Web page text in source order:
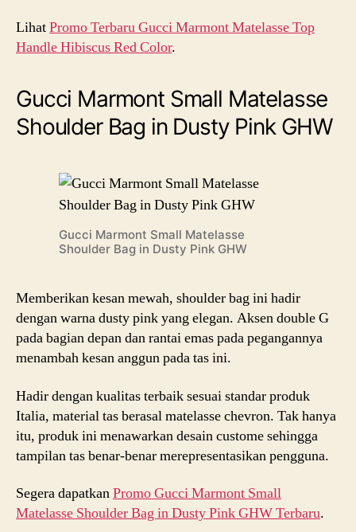
LihatPromo Terbaru Gucci Marmont Matelasse Top
Handle Hibiscus Red Color.
Gucci Marmont Small Matelasse
Shoulder Bag in Dusty Pink GHW
Gucci Marmont Small Matelasse
Shoulder Bag in Dusty Pink GHW
Memberikan kesan mewah, shoulder bag ini hadir
dengan warna dusty pink yang elegan. Aksen double G
pada bagian depan dan rantai emas pada pegangannya
menambah kesan anggun pada tas ini.
Hadir dengan kualitas terbaik sesuai standar produk
Italia, material tas berasal matelasse chevron. Tak hanya
itu, produk ini menawarkan desain custome sehingga
tampilan tas benar-benar merepresentasikan pengguna.
Segera dapatkanPromo Gucci Marmont Small
Matelasse Shoulder Bag in Dusty Pink GHW Terbaru.